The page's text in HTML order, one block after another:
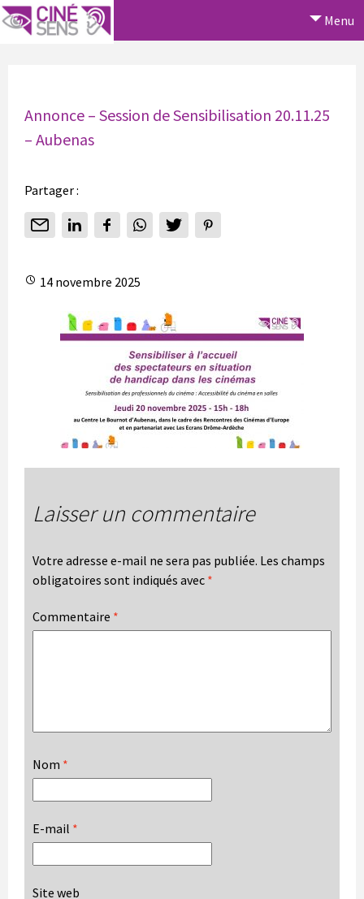
Menu
Annonce – Session de Sensibilisation 20.11.25
– Aubenas
Partager :
14 novembre 2025
Laisser un commentaire
Votre adresse e-mail ne sera pas publiée. Les champs
obligatoires sont indiqués avec *
Commentaire *
Nom *
E-mail *
Site web